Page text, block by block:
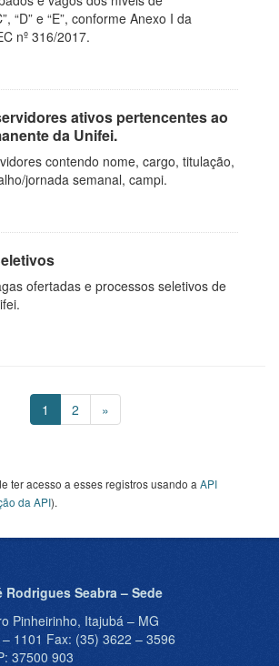
“D” e “E”, conforme Anexo I da
nº 316/2017.
ativos pertencentes ao
da Unifei.
contendo nome, cargo, titulação,
jornada semanal, campi.
ofertadas e processos seletivos de
1 2 »
ter acesso a esses registros usando a API
da API).
Seabra – Sede
Pinheirinho, Itajubá – MG
1101 Fax: (35) 3622 – 3596
37500 903